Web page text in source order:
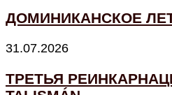
ДОМИНИКАНСКОЕ
31.07.2026
ТРЕТЬЯ